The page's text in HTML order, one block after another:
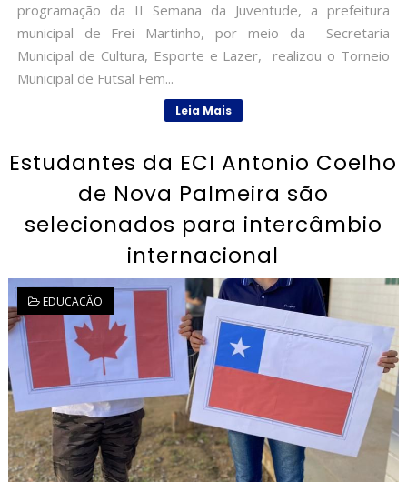
programação da II Semana da Juventude, a prefeitura
municipal de Frei Martinho, por meio da Secretaria
Municipal de Cultura, Esporte e Lazer, realizou o Torneio
Municipal de Futsal Fem...
Leia Mais
Estudantes da ECI Antonio Coelho
de Nova Palmeira são
selecionados para intercâmbio
internacional
EDUCACÃO